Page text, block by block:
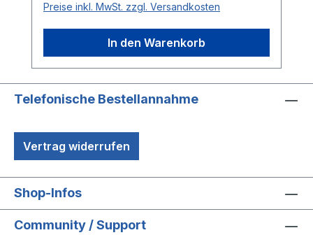
Preise inkl. MwSt. zzgl. Versandkosten
In den Warenkorb
Telefonische Bestellannahme
Vertrag widerrufen
Shop-Infos
Community / Support